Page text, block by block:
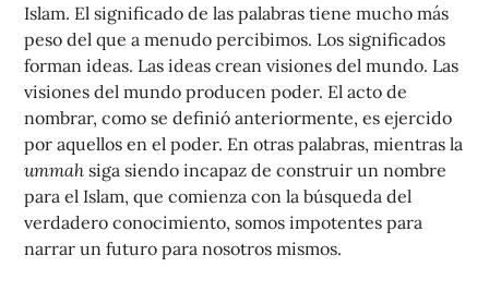
Islam. El significado de las palabras tiene mucho más
peso del que a menudo percibimos. Los significados
forman ideas. Las ideas crean visiones del mundo. Las
visiones del mundo producen poder. El acto de
nombrar, como se definió anteriormente, es ejercido
por aquellos en el poder. En otras palabras, mientras la
ummah siga siendo incapaz de construir un nombre
para el Islam, que comienza con la búsqueda del
verdadero conocimiento, somos impotentes para
narrar un futuro para nosotros mismos.